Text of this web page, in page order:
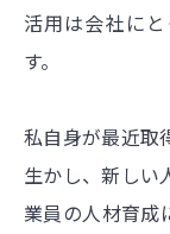
活用は会社に
す。
私自身が最近取
生かし、新しい
業員の人材育成